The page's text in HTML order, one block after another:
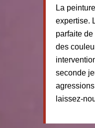
La
expertise.
parfaite
des
seconde
laissez-